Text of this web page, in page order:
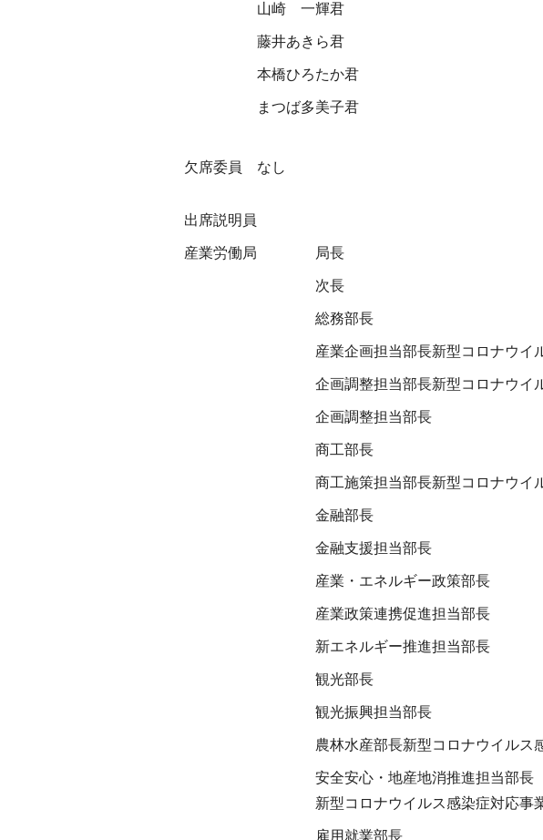
山崎 一輝君
藤井あきら君
本橋ひろたか君
まつば多美子君
欠席委員 なし
出席説明員
産業労働局 局長
次長
総務部長
産業企画担当部長新型コロナウイ
企画調整担当部長新型コロナウイ
企画調整担当部長
商工部長
商工施策担当部長新型コロナウイ
金融部長
金融支援担当部長
産業・エネルギー政策部長
産業政策連携促進担当部長
新エネルギー推進担当部長
観光部長
観光振興担当部長
農林水産部長新型コロナウイルス
安全安心・地産地消推進担当部長
新型コロナウイルス感染症対応事
雇用就業部長